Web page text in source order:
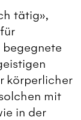
tätig»,
körperlicher
mit
in der